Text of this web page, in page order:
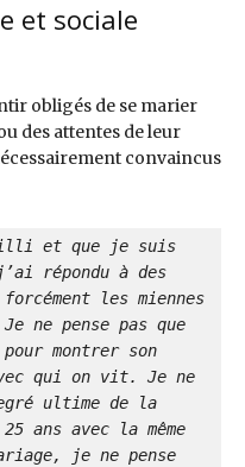
et sociale
obligés de se marier
des attentes de leur
convaincus
et que je suis
répondu à des
les miennes
Je ne pense pas que
montrer son
qui on vit. Je ne
ultime de la
ans avec la même
je ne pense